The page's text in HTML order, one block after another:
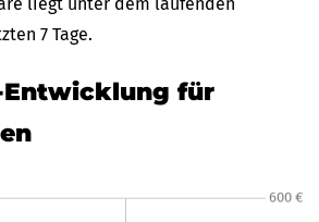
7 Tage.
Entwicklung für